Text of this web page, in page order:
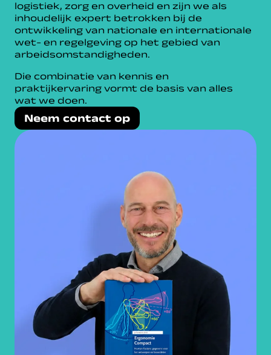
logistiek, zorg en overheid en zijn we als
inhoudelijk expert betrokken bij de
ontwikkeling van nationale en internationale
wet- en regelgeving op het gebied van
arbeidsomstandigheden.
Die combinatie van kennis en
praktijkervaring vormt de basis van alles
wat we doen.
Neem contact op